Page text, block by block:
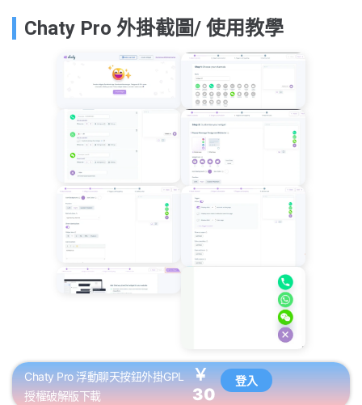
Chaty Pro 外掛截圖/ 使用教學
Chaty Pro 浮動聊天按鈕外掛GPL
授權破解版下載
￥
30
登入